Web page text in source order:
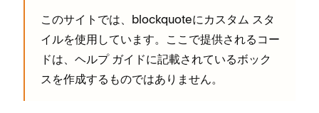
このサイトでは⁠、blockquoteにカスタム スタ
イルを使用しています⁠。ここで提供されるコ⁠ー
ドは⁠、ヘルプ ガイドに記載されているボ⁠ック
スを作成するものではありません⁠。